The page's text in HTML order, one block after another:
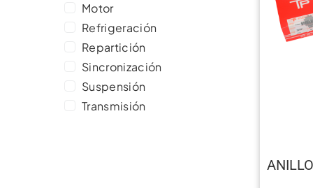
Motor
Refrigeración
Repartición
Sincronización
Suspensión
Transmisión